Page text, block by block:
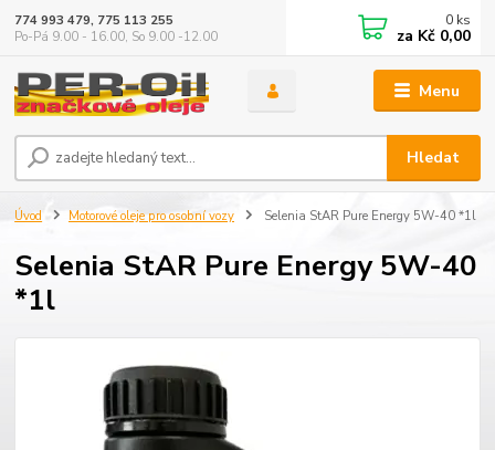
Menu
Hledat
774 993 479, 775 113 255
Po-Pá 9.00 - 16.00, So 9.00 -12.00
0 ks
za Kč 0,00
Úvod Motorové oleje pro osobní vozy Selenia StAR Pure Energy 5W-40 *1l
Selenia StAR Pure Energy 5W-40
*1l